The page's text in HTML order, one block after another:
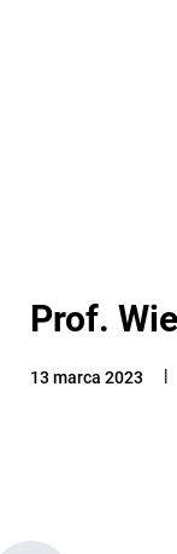
Prof.
13 marca 2023